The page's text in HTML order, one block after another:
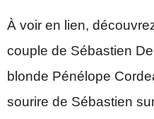
À voir en lien,
couple de Sébastien
blonde Pénélope
sourire de Sébastien